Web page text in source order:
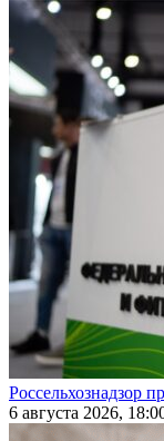
Россельхознадзор
6 августа 2026,